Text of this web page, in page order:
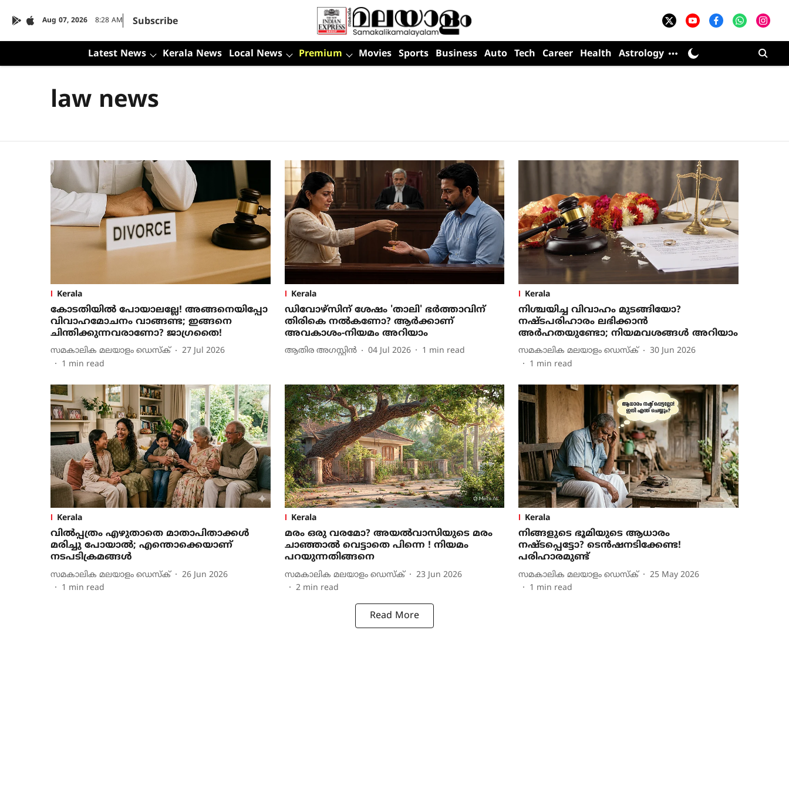
Aug 07, 2026 8:28 AM Subscribe
Latest News Kerala News Local News Premium Movies Sports Business Auto Tech Career Health Astrology
law news
Kerala
കോടതിയില്‍ പോയാലല്ലേ! അങ്ങനെയിപ്പോ
വിവാഹമോചനം വാങ്ങണ്ട; ഇങ്ങനെ
ചിന്തിക്കുന്നവരാണോ? ജാഗ്രതൈ!
സമകാലിക മലയാളം ഡെസ്ക്
27 Jul 2026
1 min read
Kerala
ഡിവോഴ്‌സിന് ശേഷം 'താലി' ഭര്‍ത്താവിന്
തിരികെ നല്‍കണോ? ആര്‍ക്കാണ്
അവകാശം-നിയമം അറിയാം
ആതിര അഗസ്റ്റിന്‍ 04 Jul 2026 1 min read
Kerala
നിശ്ചയിച്ച വിവാഹം മുടങ്ങിയോ?
നഷ്ടപരിഹാരം ലഭിക്കാന്‍
അര്‍ഹതയുണ്ടോ; നിയമവശങ്ങള്‍ അറിയാം
സമകാലിക മലയാളം ഡെസ്ക്
30 Jun 2026
1 min read
Kerala
വില്‍പ്പത്രം എഴുതാതെ മാതാപിതാക്കള്‍
മരിച്ചു പോയാല്‍; എന്തൊക്കെയാണ്
നടപടിക്രമങ്ങള്‍
സമകാലിക മലയാളം ഡെസ്ക്
26 Jun 2026
1 min read
Kerala
മരം ഒരു വരമോ? അയല്‍വാസിയുടെ മരം
ചാഞ്ഞാല്‍ വെട്ടാതെ പിന്നെ ! നിയമം
പറയുന്നതിങ്ങനെ
സമകാലിക മലയാളം ഡെസ്ക്
23 Jun 2026
2 min read
Kerala
നിങ്ങളുടെ ഭൂമിയുടെ ആധാരം
നഷ്ടപ്പെട്ടോ? ടെന്‍ഷനടിക്കേണ്ട!
പരിഹാരമുണ്ട്
സമകാലിക മലയാളം ഡെസ്ക്
25 May 2026
1 min read
Read More